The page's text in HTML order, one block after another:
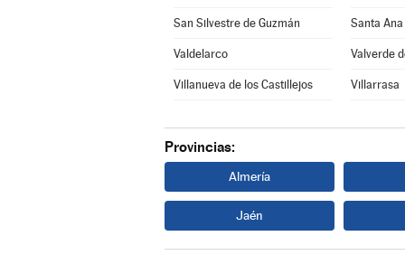
San Silvestre de Guzmán Santa Ana
Valdelarco Valverde
Villanueva de los Castillejos Villarrasa
Provincias:
Almería
Jaén